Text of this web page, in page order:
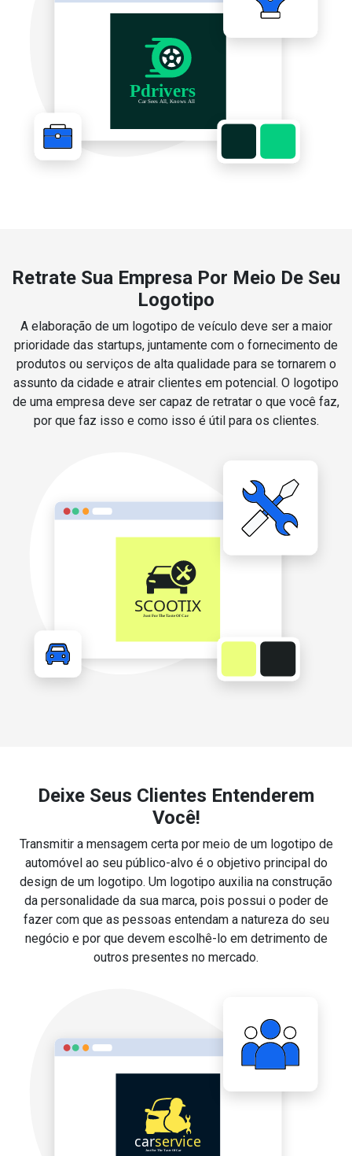
Retrate Sua Empresa Por Meio De Seu
Logotipo
A elaboração de um logotipo de veículo deve ser a maior
prioridade das startups, juntamente com o fornecimento de
produtos ou serviços de alta qualidade para se tornarem o
assunto da cidade e atrair clientes em potencial. O logotipo
de uma empresa deve ser capaz de retratar o que você faz,
por que faz isso e como isso é útil para os clientes.
Deixe Seus Clientes Entenderem
Você!
Transmitir a mensagem certa por meio de um logotipo de
automóvel ao seu público-alvo é o objetivo principal do
design de um logotipo. Um logotipo auxilia na construção
da personalidade da sua marca, pois possui o poder de
fazer com que as pessoas entendam a natureza do seu
negócio e por que devem escolhê-lo em detrimento de
outros presentes no mercado.